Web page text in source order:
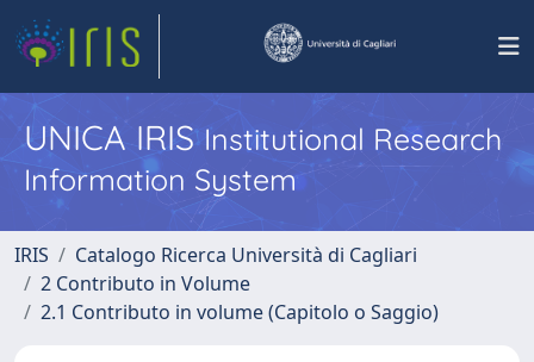
UNICA IRISInstitutional Research
Information System
IRIS
Catalogo Ricerca Università di Cagliari
2 Contributo in Volume
2.1 Contributo in volume (Capitolo o Saggio)